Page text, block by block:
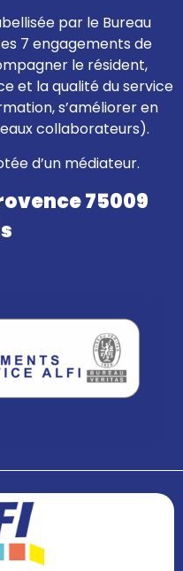
par le Bureau
7 engagements de
le résident,
et la qualité du service
s’améliorer en
collaborateurs).
d’un médiateur.
75009